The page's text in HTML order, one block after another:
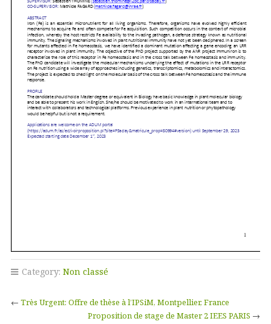
Category: Non classé
← Très Urgent: Offre de thèse à l’IPSiM, Montpellier, France
Proposition de stage de Master 2 IEES PARIS →